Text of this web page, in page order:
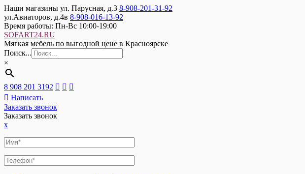
Наши магазины ул. Парусная, д.3 8-908-201-31-92
ул.Авиаторов, д.4в 8-908-016-13-92
Время работы: Пн-Вс 10:00-19:00
SOFART24.RU
Мягкая мебель по выгодной цене в Красноярске
Поиск...
×
8 908 201 3192
Написать
Заказать звонок
Заказать звонок
x